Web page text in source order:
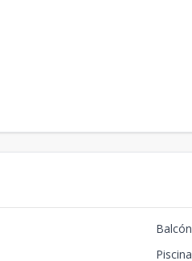
Balcón
Piscina